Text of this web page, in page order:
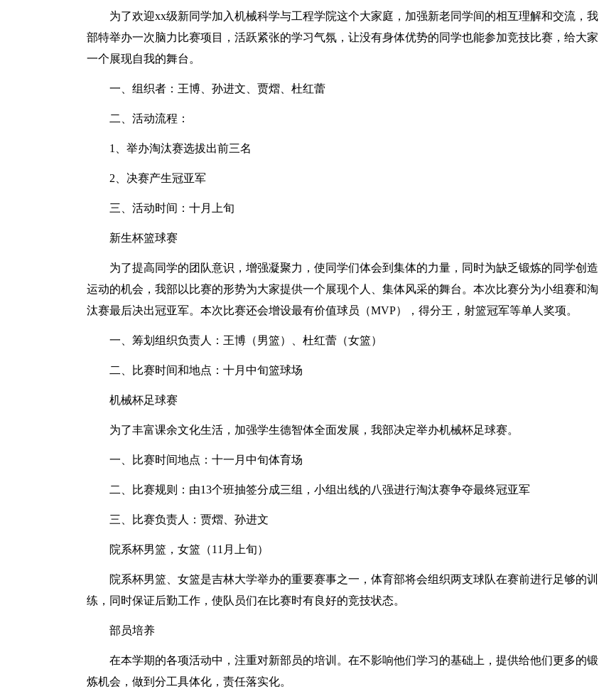
为了欢迎xx级新同学加入机械科学与工程学院这个大家庭，加强新老同学间的相互理解和交流，我
部特举办一次脑力比赛项目，活跃紧张的学习气氛，让没有身体优势的同学也能参加竞技比赛，给大家
一个展现自我的舞台。
一、组织者：王博、孙进文、贾熠、杜红蕾
二、活动流程：
1、举办淘汰赛选拔出前三名
2、决赛产生冠亚军
三、活动时间：十月上旬
新生杯篮球赛
为了提高同学的团队意识，增强凝聚力，使同学们体会到集体的力量，同时为缺乏锻炼的同学创造
运动的机会，我部以比赛的形势为大家提供一个展现个人、集体风采的舞台。本次比赛分为小组赛和淘
汰赛最后决出冠亚军。本次比赛还会增设最有价值球员（MVP），得分王，射篮冠军等单人奖项。
一、筹划组织负责人：王博（男篮）、杜红蕾（女篮）
二、比赛时间和地点：十月中旬篮球场
机械杯足球赛
为了丰富课余文化生活，加强学生德智体全面发展，我部决定举办机械杯足球赛。
一、比赛时间地点：十一月中旬体育场
二、比赛规则：由13个班抽签分成三组，小组出线的八强进行淘汰赛争夺最终冠亚军
三、比赛负责人：贾熠、孙进文
院系杯男篮，女篮（11月上旬）
院系杯男篮、女篮是吉林大学举办的重要赛事之一，体育部将会组织两支球队在赛前进行足够的训
练，同时保证后勤工作，使队员们在比赛时有良好的竞技状态。
部员培养
在本学期的各项活动中，注重对新部员的培训。在不影响他们学习的基础上，提供给他们更多的锻
炼机会，做到分工具体化，责任落实化。